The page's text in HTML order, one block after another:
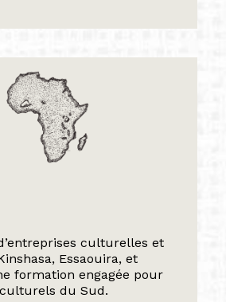
culturelles et
Essaouira, et
formation engagée pour
du Sud.